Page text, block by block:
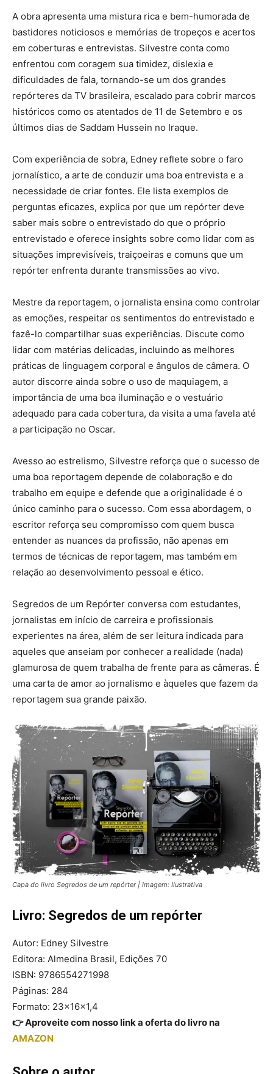
A obra apresenta uma mistura rica e bem-humorada de
bastidores noticiosos e memórias de tropeços e acertos
em coberturas e entrevistas. Silvestre conta como
enfrentou com coragem sua timidez, dislexia e
dificuldades de fala, tornando-se um dos grandes
repórteres da TV brasileira, escalado para cobrir marcos
históricos como os atentados de 11 de Setembro e os
últimos dias de Saddam Hussein no Iraque.
Com experiência de sobra, Edney reflete sobre o faro
jornalístico, a arte de conduzir uma boa entrevista e a
necessidade de criar fontes. Ele lista exemplos de
perguntas eficazes, explica por que um repórter deve
saber mais sobre o entrevistado do que o próprio
entrevistado e oferece insights sobre como lidar com as
situações imprevisíveis, traiçoeiras e comuns que um
repórter enfrenta durante transmissões ao vivo.
Mestre da reportagem, o jornalista ensina como controlar
as emoções, respeitar os sentimentos do entrevistado e
fazê-lo compartilhar suas experiências. Discute como
lidar com matérias delicadas, incluindo as melhores
práticas de linguagem corporal e ângulos de câmera. O
autor discorre ainda sobre o uso de maquiagem, a
importância de uma boa iluminação e o vestuário
adequado para cada cobertura, da visita a uma favela até
a participação no Oscar.
Avesso ao estrelismo, Silvestre reforça que o sucesso de
uma boa reportagem depende de colaboração e do
trabalho em equipe e defende que a originalidade é o
único caminho para o sucesso. Com essa abordagem, o
escritor reforça seu compromisso com quem busca
entender as nuances da profissão, não apenas em
termos de técnicas de reportagem, mas também em
relação ao desenvolvimento pessoal e ético.
Segredos de um Repórter conversa com estudantes,
jornalistas em início de carreira e profissionais
experientes na área, além de ser leitura indicada para
aqueles que anseiam por conhecer a realidade (nada)
glamurosa de quem trabalha de frente para as câmeras. É
uma carta de amor ao jornalismo e àqueles que fazem da
reportagem sua grande paixão.
Capa do livro Segredos de um repórter | Imagem: Ilustrativa
Livro: Segredos de um repórter
Autor: Edney Silvestre
Editora: Almedina Brasil, Edições 70
ISBN: 9786554271998
Páginas: 284
Formato: 23x16x1,4
👉 Aproveite com nosso link a oferta do livro na
AMAZON